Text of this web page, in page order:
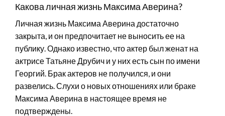
Какова личная жизнь Максима Аверина?
Личная жизнь Максима Аверина достаточно
закрыта, и он предпочитает не выносить ее на
публику. Однако известно, что актер был женат на
актрисе Татьяне Друбич и у них есть сын по имени
Георгий. Брак актеров не получился, и они
развелись. Слухи о новых отношениях или браке
Максима Аверина в настоящее время не
подтверждены.